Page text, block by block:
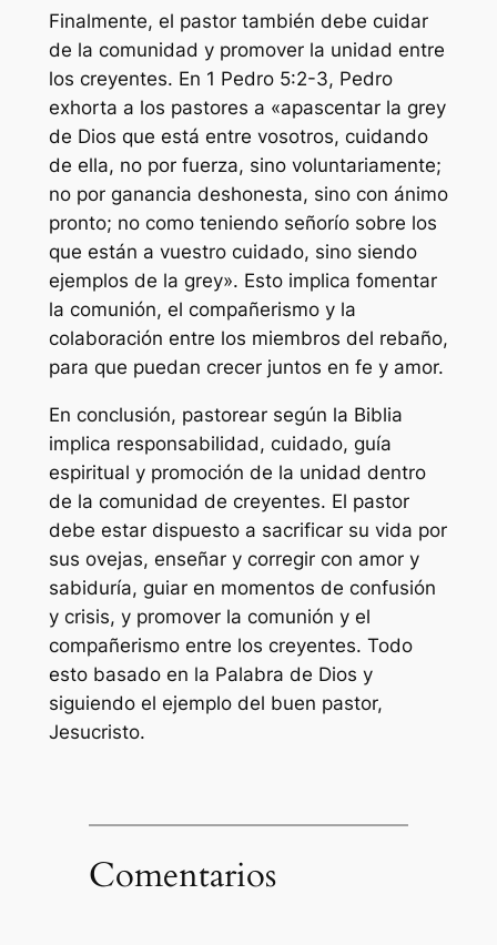
Finalmente, el pastor también debe cuidar
de la comunidad y promover la unidad entre
los creyentes. En 1 Pedro 5:2-3, Pedro
exhorta a los pastores a «apascentar la grey
de Dios que está entre vosotros, cuidando
de ella, no por fuerza, sino voluntariamente;
no por ganancia deshonesta, sino con ánimo
pronto; no como teniendo señorío sobre los
que están a vuestro cuidado, sino siendo
ejemplos de la grey». Esto implica fomentar
la comunión, el compañerismo y la
colaboración entre los miembros del rebaño,
para que puedan crecer juntos en fe y amor.
En conclusión, pastorear según la Biblia
implica responsabilidad, cuidado, guía
espiritual y promoción de la unidad dentro
de la comunidad de creyentes. El pastor
debe estar dispuesto a sacrificar su vida por
sus ovejas, enseñar y corregir con amor y
sabiduría, guiar en momentos de confusión
y crisis, y promover la comunión y el
compañerismo entre los creyentes. Todo
esto basado en la Palabra de Dios y
siguiendo el ejemplo del buen pastor,
Jesucristo.
Comentarios